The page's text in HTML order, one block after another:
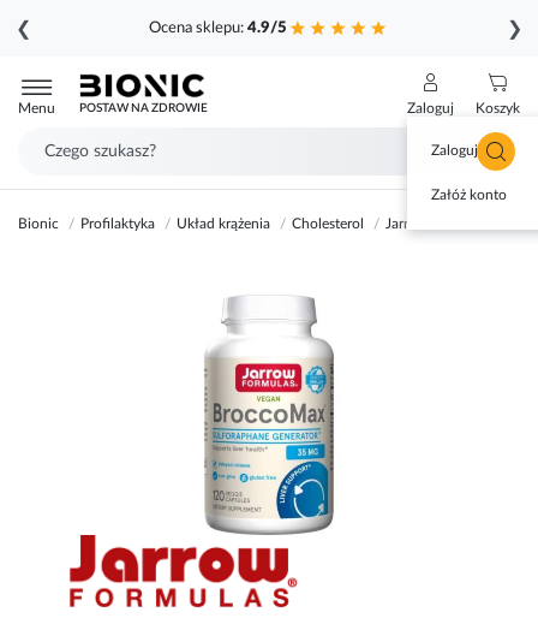
Ocena sklepu: 4.9/5
❮ ❯
do
treści
Menu POSTAW NA ZDROWIE Zaloguj
Zaloguj się
Załóż konto
Koszyk
Bionic Profilaktyka Układ krążenia Cholesterol Jarrow Formulas
początek